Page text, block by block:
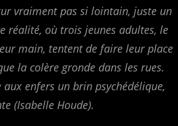
vraiment pas si lointain, juste un
réalité, où trois jeunes adultes, le
main, tentent de faire leur place
la colère gronde dans les rues.
aux enfers un brin psychédélique,
(Isabelle Houde).